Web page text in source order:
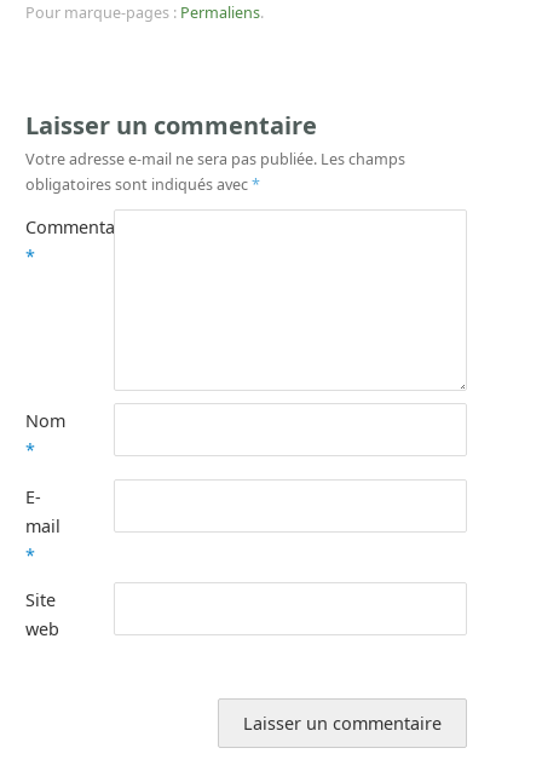
Pour marque-pages : Permaliens.
Laisser un commentaire
Votre adresse e-mail ne sera pas publiée. Les champs
obligatoires sont indiqués avec*
Commentaire
*
Nom
*
E-
mail
*
Site
web